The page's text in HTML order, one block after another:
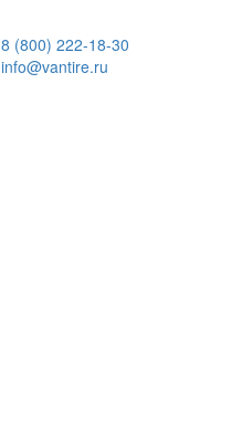
8 (800) 222-18-30
info@vantire.ru